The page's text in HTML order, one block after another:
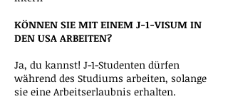
KÖNNEN SIE MIT EINEM J-1-VISUM IN
DEN USA ARBEITEN?
Ja, du kannst! J-1-Studenten dürfen
während des Studiums arbeiten, solange
sie eine Arbeitserlaubnis erhalten.